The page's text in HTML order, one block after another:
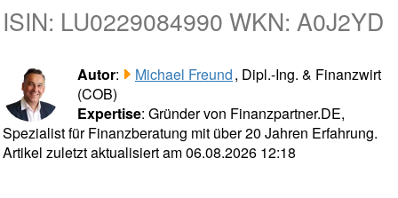
ISIN: LU0229084990 WKN: A0J2YD
Autor: Michael Freund, Dipl.-Ing. & Finanzwirt
(COB)
Expertise: Gründer von Finanzpartner.DE,
Spezialist für Finanzberatung mit über 20 Jahren Erfahrung.
Artikel zuletzt aktualisiert am 06.08.2026 12:18